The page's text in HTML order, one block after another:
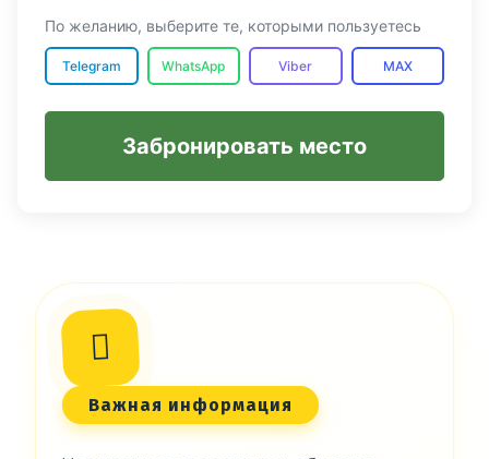
По желанию, выберите те, которыми пользуетесь
Telegram WhatsApp Viber MAX
Забронировать место
Важная информация